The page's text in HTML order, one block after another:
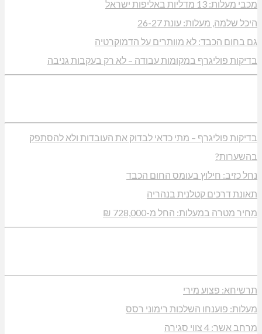
מכבי מעלות: 13 מדליות באליפות ישראל
היכל שלמה, מעלות: עונת 26-27
גם בחום הכבד: לא מוותרים על הדמוקרטיה
בדיקות פוליגרף במקומות עבודה – לא רק בעקבות גניבה
בדיקות פוליגרף – מתי כדאי לבדוק את העובדות ולא להסתפק
בהשערות?
נחל כזיב: חילוץ בעומס החום הכבד
תאונת דרכים קטלנית בנהריה
מחיר מטרה במעלות: החל מ-728,000 ₪
תרשיחא: פצוע מירי
מעלות: פוענחו השלכות רימוני רסס
מרחב אשר: 4 צווי סגירה